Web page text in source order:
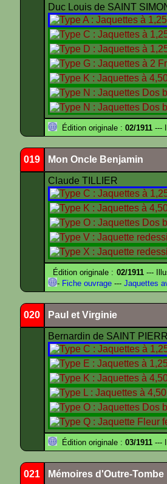
Duc Louis de SAINT
Édition originale : 02/1911 ---
019 Mon Oncle Benjamin
Claude TILLIER
Édition originale : 02/1911---
- Fiche ouvrage --- Jaquettes
020 Paul et Virginie
Bernardin de SAINT
Édition originale : 03/1911 ---
021 Mémoires d'Outre-Tombe